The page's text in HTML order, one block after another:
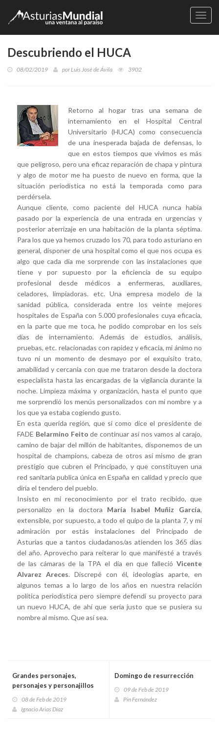
Descubriendo el HUCA
08/02/2019 porLuis José de Ávila 3902
Retorno al hogar tras una semana de
internamiento en el Hospital Central
Universitario (HUCA) como consecuencia
de una inesperada bajada de defensas, lo
que en estos tiempos que vivimos es más
que peligroso, pero una eficaz reparación de chapa y pintura
y algo de motor me ha puesto de nuevo en forma, que la
situación periodística no está la temporada como para
perdérsela.
Aunque cliente, como paciente del HUCA nunca había
pasado por la experiencia de una entrada en urgencias y
posterior aterrizaje en una habitación de la planta séptima.
Para los que ya hemos cruzado los 70, para todo asturiano en
general, disponer de una hospital como el que nos ocupa es
algo que cada día me sorprende con las instalaciones que
tiene y por supuesto por la eficiencia de su equipo
profesional desde médicos a enfermeras, auxiliares,
celadores, limpiadoras. etc. Una empresa modelo de la
sanidad pública, considerada entre los veinte mejores
hospitales de España con 5.000 profesionales cuya eficacia,
en la parte que me toca, he podido comprobar en los seis
días de internamiento. Además de estudios, análisis,
pruebas, etc. relacionadas con rapidez y eficacia, mi ánimo no
tuvo ni un momento de desmayo por el exquisito trato,
amabilidad y cercanía con que me trataron desde la doctora
especialista hasta las encargadas de la vigilancia durante la
noche. Limpieza máxima y organización, hasta el punto que
me sorprendió los menús personalizados con mi nombre y a
los que ya estaba cogiendo gusto.
En esta querida región, que si como dice el presidente de
FADE Belarmino Feito de continuar así nos vamos al carajo,
camino de bajar del millón de habitantes, disponemos de un
hospital de champions, cabeza de otros así mismo de gran
prestigio que cubren el Principado, y que constituyen una
red sanitaria publica única en España en calidad y precio que
diría el tendero del pueblo.
Insisto en mi reconocimiento por el trato recibido, que
personalizo en la doctora María Isabel Muñiz García,
extensible, por supuesto, a todo el quipo de la planta 7, y mi
admiración por estás instalaciones del Principado de
Asturias que a tantos ciudadanos/as atienden los 365 días
del año. Aprovecho para reiterar lo que manifesté a través
de las cámaras de la TPA el día en que falleció Vicente
Alvarez Areces. Discrepé con él, ideologías aparte, en
algunos temas a lo largo de los años en nuestra relación
política periodística pero siempre defendí su proyecto para
un nuevo HUCA, de ahí que sería justo que se pusiera su
nombre al mismo. Que así sea.
Grandes personajes,
personajes y personajillos
08 de Feb de 2019
Ignacio Arias Díaz
Domingo de resurrección
09 de Feb de 2019
Pin Fernández